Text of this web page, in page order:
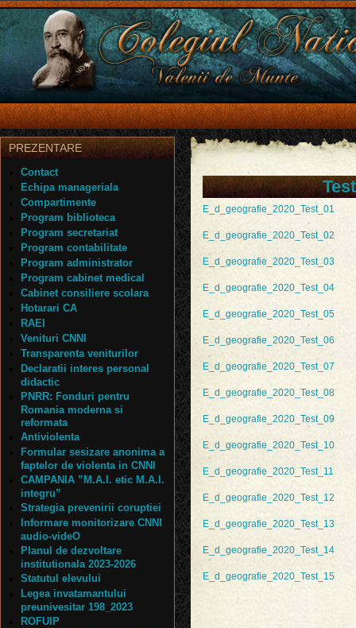
E_d_geografie_2020_Test_01
E_d_geografie_2020_Test_02
E_d_geografie_2020_Test_03
E_d_geografie_2020_Test_04
E_d_geografie_2020_Test_05
E_d_geografie_2020_Test_06
E_d_geografie_2020_Test_07
E_d_geografie_2020_Test_08
E_d_geografie_2020_Test_09
E_d_geografie_2020_Test_10
E_d_geografie_2020_Test_11
E_d_geografie_2020_Test_12
E_d_geografie_2020_Test_13
E_d_geografie_2020_Test_14
E_d_geografie_2020_Test_15
PREZENTARE
Contact
Echipa manageriala
Compartimente
Program biblioteca
Program secretariat
Program contabilitate
Program administrator
Program cabinet medical
Cabinet consiliere scolara
Hotarari CA
RAEI
Venituri CNNI
Transparenta veniturilor
Declaratii interes personal
didactic
PNRR: Fonduri pentru
Romania moderna si
reformata
Antiviolenta
Formular sesizare anonima a
faptelor de violenta in CNNI
CAMPANIA ”M.A.I. etic M.A.I.
integru”
Strategia prevenirii coruptiei
Informare monitorizare CNNI
audio-videO
Planul de dezvoltare
institutionala 2023-2026
Statutul elevului
Legea invatamantului
preunivesitar 198_2023
ROFUIP